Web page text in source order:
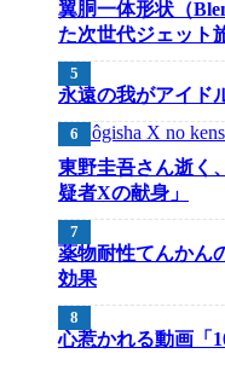
翼胴一体形状（
た次世代ジェット
永遠の我がアイド
東野圭吾さん逝く
疑者Xの献身」
薬物耐性てんかん
効果
心惹かれる動画「